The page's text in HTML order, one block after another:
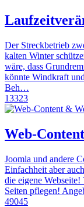
Der Streckbetrieb
kalten Winter
wäre, dass
könnte Windkraft
Beh…
13323
Web-
Joomla und andere
Einfachheit aber
die eigene
Seiten pflegen!
49045